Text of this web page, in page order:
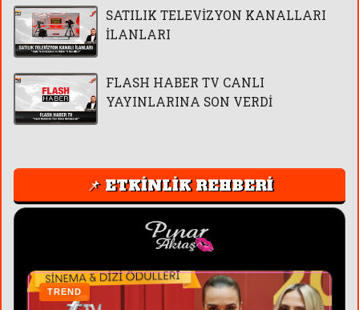
SATILIK TELEVİZYON KANALLARI
İLANLARI
FLASH HABER TV CANLI
YAYINLARINA SON VERDİ
📌 ETKİNLİK REHBERİ
TREND